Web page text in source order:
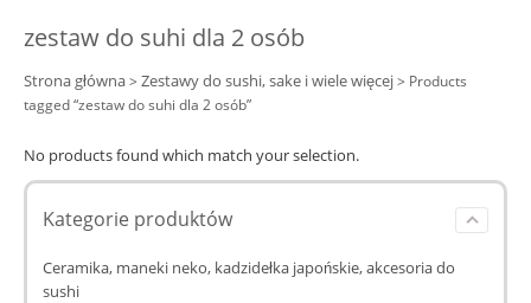
zestaw do suhi dla 2 osób
Strona główna> Zestawy do sushi, sake i wiele więcej> Products
tagged “zestaw do suhi dla 2 osób”
No products found which match your selection.
Kategorie produktów
Ceramika, maneki neko, kadzidełka japońskie, akcesoria do
sushi